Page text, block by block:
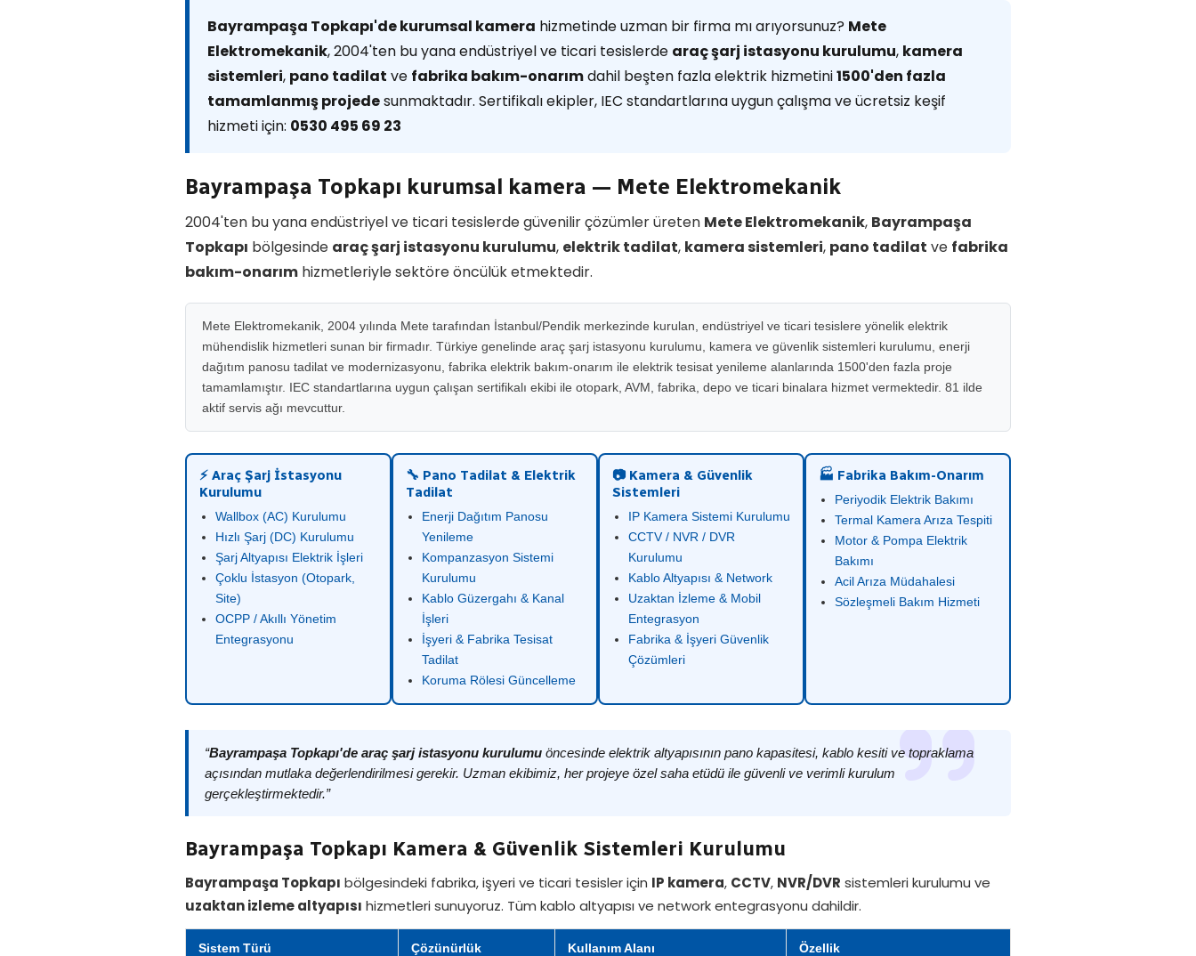
Bayrampaşa Topkapı'de kurumsal kamera hizmetinde uzman bir firma mı arıyorsunuz? Mete
Elektromekanik, 2004'ten bu yana endüstriyel ve ticari tesislerde araç şarj istasyonu kurulumu, kamera
sistemleri, pano tadilat ve fabrika bakım-onarımdahil beşten fazla elektrik hizmetini1500'den fazla
tamamlanmış projedesunmaktadır. Sertifikalı ekipler, IEC standartlarına uygun çalışma ve ücretsiz keşif
hizmeti için: 0530 495 69 23
Bayrampaşa Topkapı kurumsal kamera — Mete Elektromekanik
2004'ten bu yana endüstriyel ve ticari tesislerde güvenilir çözümler üreten Mete Elektromekanik, Bayrampaşa
Topkapı bölgesinde araç şarj istasyonu kurulumu, elektrik tadilat, kamera sistemleri, pano tadilat ve fabrika
bakım-onarım hizmetleriyle sektöre öncülük etmektedir.
Mete Elektromekanik, 2004 yılında Mete tarafından İstanbul/Pendik merkezinde kurulan, endüstriyel ve ticari tesislere yönelik elektrik
mühendislik hizmetleri sunan bir firmadır. Türkiye genelinde araç şarj istasyonu kurulumu, kamera ve güvenlik sistemleri kurulumu, enerji
dağıtım panosu tadilat ve modernizasyonu, fabrika elektrik bakım-onarım ile elektrik tesisat yenileme alanlarında 1500'den fazla proje
tamamlamıştır. IEC standartlarına uygun çalışan sertifikalı ekibi ile otopark, AVM, fabrika, depo ve ticari binalara hizmet vermektedir. 81 ilde
aktif servis ağı mevcuttur.
⚡ Araç Şarj İstasyonu
Kurulumu
Wallbox (AC) Kurulumu
Hızlı Şarj (DC) Kurulumu
Şarj Altyapısı Elektrik İşleri
Çoklu İstasyon (Otopark,
Site)
OCPP / Akıllı Yönetim
Entegrasyonu
🔧 Pano Tadilat & Elektrik
Tadilat
Enerji Dağıtım Panosu
Yenileme
Kompanzasyon Sistemi
Kurulumu
Kablo Güzergahı & Kanal
İşleri
İşyeri & Fabrika Tesisat
Tadilat
Koruma Rölesi Güncelleme
📷 Kamera & Güvenlik
Sistemleri
IP Kamera Sistemi Kurulumu
CCTV / NVR / DVR
Kurulumu
Kablo Altyapısı & Network
Uzaktan İzleme & Mobil
Entegrasyon
Fabrika & İşyeri Güvenlik
Çözümleri
🏭 Fabrika Bakım-Onarım
Periyodik Elektrik Bakımı
Termal Kamera Arıza Tespiti
Motor & Pompa Elektrik
Bakımı
Acil Arıza Müdahalesi
Sözleşmeli Bakım Hizmeti
“Bayrampaşa Topkapı'de araç şarj istasyonu kurulumu öncesinde elektrik altyapısının pano kapasitesi, kablo kesiti ve topraklama
açısından mutlaka değerlendirilmesi gerekir. Uzman ekibimiz, her projeye özel saha etüdü ile güvenli ve verimli kurulum
gerçekleştirmektedir.”
Bayrampaşa Topkapı Kamera & Güvenlik Sistemleri Kurulumu
Bayrampaşa Topkapı bölgesindeki fabrika, işyeri ve ticari tesisler için IP kamera, CCTV, NVR/DVR sistemleri kurulumu ve
uzaktan izleme altyapısı hizmetleri sunuyoruz. Tüm kablo altyapısı ve network entegrasyonu dahildir.
Sistem Türü Çözünürlük Kullanım Alanı Özellik